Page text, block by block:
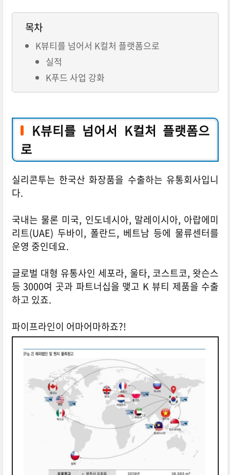
목차
K뷰티를 넘어서 K컬처 플랫폼으로
실적
K푸드 사업 강화
K뷰티를 넘어서 K컬처 플랫폼으
로
실리콘투는 한국산 화장품을 수출하는 유통회사입니
다.
국내는 물론 미국, 인도네시아, 말레이시아, 아랍에미
리트(UAE) 두바이, 폴란드, 베트남 등에 물류센터를
운영 중인데요.
글로벌 대형 유통사인 세포라, 울타, 코스트코, 왓슨스
등 3000여 곳과 파트너십을 맺고 K 뷰티 제품을 수출
하고 있죠.
파이프라인이 어마어마하죠?!